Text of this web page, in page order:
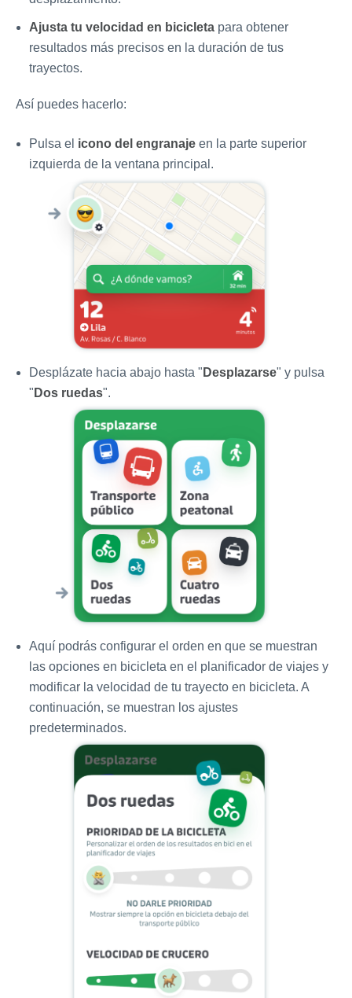
Ajusta tu velocidad en bicicleta para obtener
resultados más precisos en la duración de tus
trayectos.
Así puedes hacerlo:
Pulsa el icono del engranaje en la parte superior
izquierda de la ventana principal.
Desplázate hacia abajo hasta " Desplazarse" y pulsa
" Dos ruedas".
Aquí podrás configurar el orden en que se muestran
las opciones en bicicleta en el planificador de viajes y
modificar la velocidad de tu trayecto en bicicleta. A
continuación, se muestran los ajustes
predeterminados.